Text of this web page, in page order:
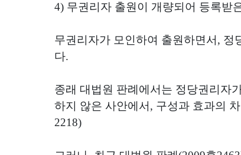
4) 무권리자 출원이 개량되어 등록받
무권리자가 모인하여 출원하면서 , 정
다.
종래 대법원 판례에서는 정당권리자
하지 않은 사안에서 , 구성과 효과의
2218)